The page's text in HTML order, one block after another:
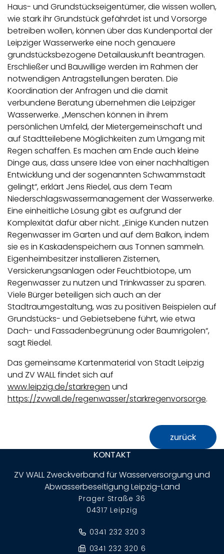
Haus- und Grundstückseigentümer, die wissen wollen,
wie stark ihr Grundstück gefährdet ist und Vorsorge
betreiben wollen, können über das Kundenportal der
Leipziger Wasserwerke eine noch genauere
grundstücksbezogene Detailauskunft beantragen.
Erschließer und Bauwillige werden im Rahmen der
notwendigen Antragstellungen beraten. Die
Koordination der Anfragen und die damit
verbundene Beratung übernehmen die Leipziger
Wasserwerke. „Menschen können in ihrem
persönlichen Umfeld, der Mietergemeinschaft und
auf Stadtteilebene Möglichkeiten zum Umgang mit
Regen schaffen. Es machen am Ende auch kleine
Dinge aus, dass unsere Idee von einer nachhaltigen
Entwicklung und der sogenannten Schwammstadt
gelingt“, erklärt Jens Riedel, aus dem Team
Niederschlagswassermanagement der Wasserwerke.
Eine einheitliche Lösung gibt es aufgrund der
Komplexität dafür aber nicht. „Einige Kunden nutzen
Regenwasser im Garten und auf dem Balkon, indem
sie es in Kaskadenspeichern aus Tonnen sammeln.
Eigenheimbesitzer installieren Zisternen,
Versickerungsanlagen oder Feuchtbiotope, um
Regenwasser zu nutzen und Trinkwasser zu sparen.
Viele Bürger beteiligen sich auch an der
Stadtraumgestaltung, was zu positiven Beispielen auf
Grundstücks- und Gebietsebene führt, wie etwa
Dach- und Fassadenbegrünung oder Baumrigolen“,
sagt Riedel.
Das gemeinsame Kartenmaterial von Stadt Leipzig
und ZV WALL findet sich auf
www.leipzig.de/starkregen und
https://zvwall.de/regenwasser/starkregenvorsorge.
zurück
Fußbereich-Informationen
KONTAKT
ZV WALL Zweckverband für Wasserversorgung und
Abwasserbeseitigung Leipzig-Land
Adresse:
Prager Straße 36
04317 Leipzig
0341 232 320 3
0341 232 320 6